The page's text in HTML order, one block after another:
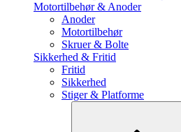
Motortilbehør & Anoder
Anoder
Motortilbehør
Skruer & Bolte
Sikkerhed & Fritid
Fritid
Sikkerhed
Stiger & Platforme